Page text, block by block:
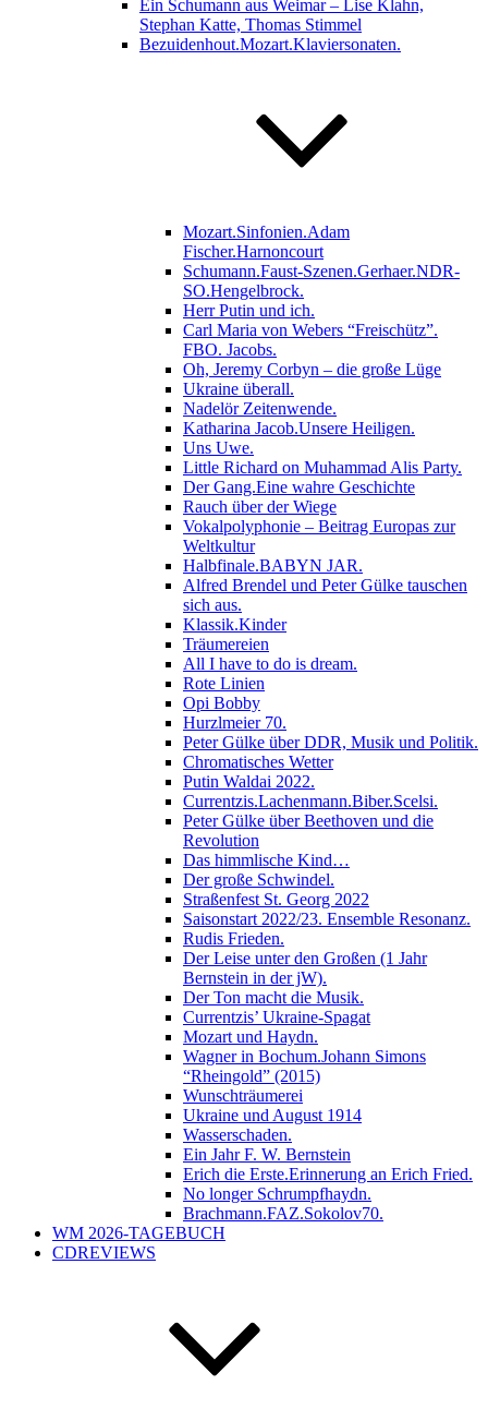
Ein Schumann aus Weimar – Lise Klahn,
Stephan Katte, Thomas Stimmel
Bezuidenhout.Mozart.Klaviersonaten.
Mozart.Sinfonien.Adam
Fischer.Harnoncourt
Schumann.Faust-Szenen.Gerhaer.NDR-
SO.Hengelbrock.
Herr Putin und ich.
Carl Maria von Webers “Freischütz”.
FBO. Jacobs.
Oh, Jeremy Corbyn – die große Lüge
Ukraine überall.
Nadelör Zeitenwende.
Katharina Jacob.Unsere Heiligen.
Uns Uwe.
Little Richard on Muhammad Alis Party.
­­Der Gang.Eine wahre Geschichte
Rauch über der Wiege
Vokalpolyphonie – Beitrag Europas zur
Weltkultur
Halbfinale.BABYN JAR.
Alfred Brendel und Peter Gülke tauschen
sich aus.
Klassik.Kinder
Träumereien
All I have to do is dream.
Rote Linien
Opi Bobby
Hurzlmeier 70.
Peter Gülke über DDR, Musik und Politik.
Chromatisches Wetter
Putin Waldai 2022.
Currentzis.Lachenmann.Biber.Scelsi.
Peter Gülke über Beethoven und die
Revolution
Das himmlische Kind…
Der große Schwindel.
Straßenfest St. Georg 2022
Saisonstart 2022/23. Ensemble Resonanz.
Rudis Frieden.
Der Leise unter den Großen (1 Jahr
Bernstein in der jW).
Der Ton macht die Musik.
Currentzis’ Ukraine-Spagat
Mozart und Haydn.
Wagner in Bochum.Johann Simons
“Rheingold” (2015)
Wunschträumerei
Ukraine und August 1914
Wasserschaden.
Ein Jahr F. W. Bernstein
Erich die Erste.Erinnerung an Erich Fried.
No longer Schrumpfhaydn.
Brachmann.FAZ.Sokolov70.
WM 2026-TAGEBUCH
CDREVIEWS